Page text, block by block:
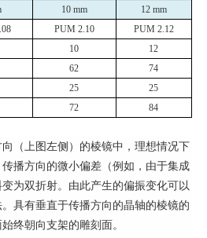
10 mm
12 mm
PUM 2.10
PUM 2.12
10
12
62
74
25
25
72 84
（上图左侧）的棱镜中，理想情况下
播方向的微小偏差（例如，由于集成
为双折射。由此产生的偏振变化可以
具有垂直于传播方向的晶轴的棱镜的
终朝向支架的雕刻面。